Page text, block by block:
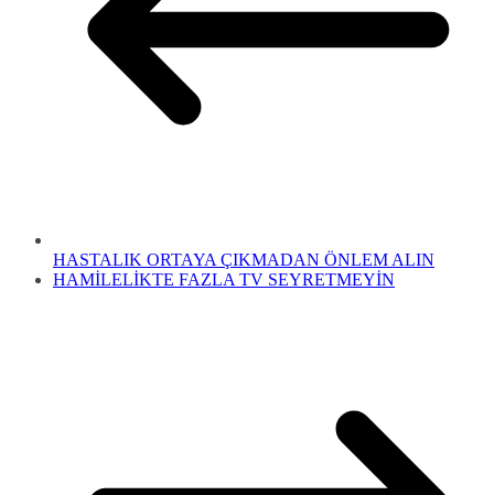
HASTALIK ORTAYA ÇIKMADAN ÖNLEM ALIN
HAMİLELİKTE FAZLA TV SEYRETMEYİN